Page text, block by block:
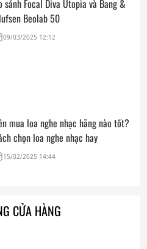
sánh Focal Diva Utopia và Bang &
Beolab 50
09/03/2025 12:12
mua loa nghe nhạc hãng nào tốt?
chọn loa nghe nhạc hay
15/02/2025 14:44
CỬA HÀNG